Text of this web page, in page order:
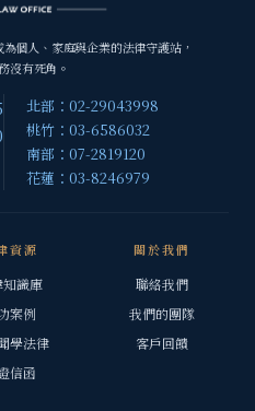
個人、家庭與企業的法律守護站，
沒有死角。
北部：02-29043998
桃竹：03-6586032
南部：07-2819120
花蓮：03-8246979
資源
識庫
案例
學法律
信函
關於我們
聯絡我們
我們的團隊
客戶回饋